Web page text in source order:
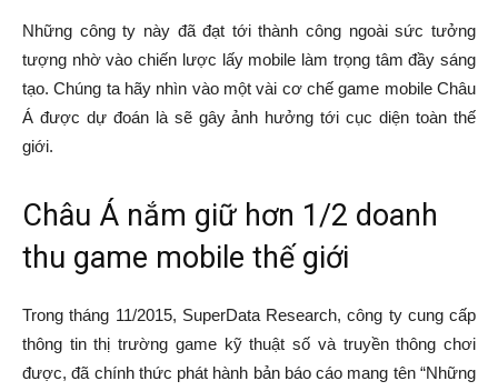
Những công ty này đã đạt tới thành công ngoài sức tưởng
tượng nhờ vào chiến lược lấy mobile làm trọng tâm đầy sáng
tạo. Chúng ta hãy nhìn vào một vài cơ chế game mobile Châu
Á được dự đoán là sẽ gây ảnh hưởng tới cục diện toàn thế
giới.
Châu Á nắm giữ hơn 1/2 doanh
thu game mobile thế giới
Trong tháng 11/2015, SuperData Research, công ty cung cấp
thông tin thị trường game kỹ thuật số và truyền thông chơi
được, đã chính thức phát hành bản báo cáo mang tên “Những